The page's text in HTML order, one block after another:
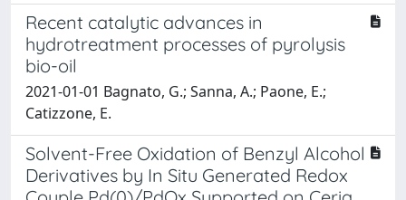
Recent catalytic advances in
hydrotreatment processes of pyrolysis
bio-oil
2021-01-01 Bagnato, G.; Sanna, A.; Paone, E.;
Catizzone, E.
Solvent-Free Oxidation of Benzyl Alcohol
Derivatives by In Situ Generated Redox